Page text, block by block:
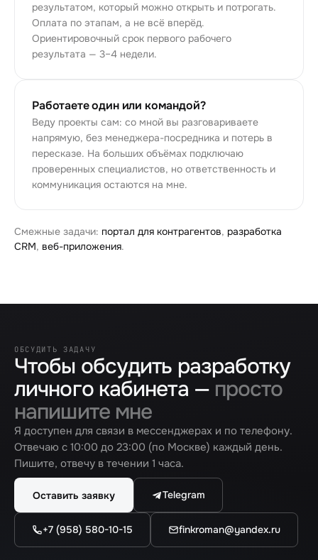
результатом, который можно открыть и потрогать.
Оплата по этапам, а не всё вперёд.
Ориентировочный срок первого рабочего
результата — 3–4 недели.
Работаете один или командой?
Веду проекты сам: со мной вы разговариваете
напрямую, без менеджера-посредника и потерь в
пересказе. На больших объёмах подключаю
проверенных специалистов, но ответственность и
коммуникация остаются на мне.
Смежные задачи: портал для контрагентов, разработка
CRM, веб-приложения.
ОБСУДИТЬ ЗАДАЧУ
Чтобы обсудить разработку
личного кабинета — просто
напишите мне
Я доступен для связи в мессенджерах и по телефону.
Отвечаю с 10:00 до 23:00 (по Москве) каждый день.
Пишите, отвечу в течении 1 часа.
Оставить заявку Telegram
+7 (958) 580-10-15 finkroman@yandex.ru